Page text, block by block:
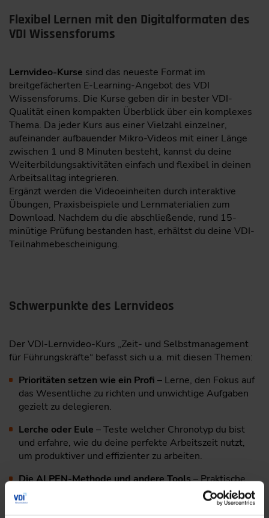
Flexibel Lernen mit den Digitalformaten des
VDI Wissensforums
Lernvideo-Kurse sind das neueste Format im
breitgefächerten E-Learning-Angebot des VDI
Wissensforums. Die Kurse geben dir in bester VDI-
Qualität einen kompakten Überblick über ein komplexes
Thema. Da jeder Kurs aus einer Vielzahl einzelner,
aufeinander aufbauender Mikro-Videos mit einer Länge
zwischen 1 und 8 Minuten besteht, kannst du deine
Weiterbildungsaktivitäten einfach und flexibel in deinen
Arbeitsalltag integrieren.
Ergänzt werden die Videoeinheiten durch interaktive
Übungen, Praxisbeispiele und Lernmaterialien zum
Download. Nachdem du die abschließende, rund 15-
minütige Prüfung bestanden hast, erhältst du deine VDI-
Teilnahmebescheinigung.
Schwerpunkte des Lernvideos
Der VDI-Lernvideo-Kurs „Zeit- und Selbstmanagement
für Führungskräfte“ befasst sich u.a. mit diesen Themen:
Prioritäten setzen wie ein Profi – Lerne, den Fokus auf
das Wesentliche zu richten und unwichtige Aufgaben
gezielt zu delegieren.
Lerche oder Eule – Teste welcher Chronotyp du bist
und erfahre, wie du deine perfekte Arbeitszeit nutzt,
um produktiver und effizienter zu arbeiten.
Die ALPEN-Methode und andere Tools– Praktische
Ansätze und Methoden, um deinen Arbeitsalltag zu
strukturieren und Zeitdiebe zu eliminieren.